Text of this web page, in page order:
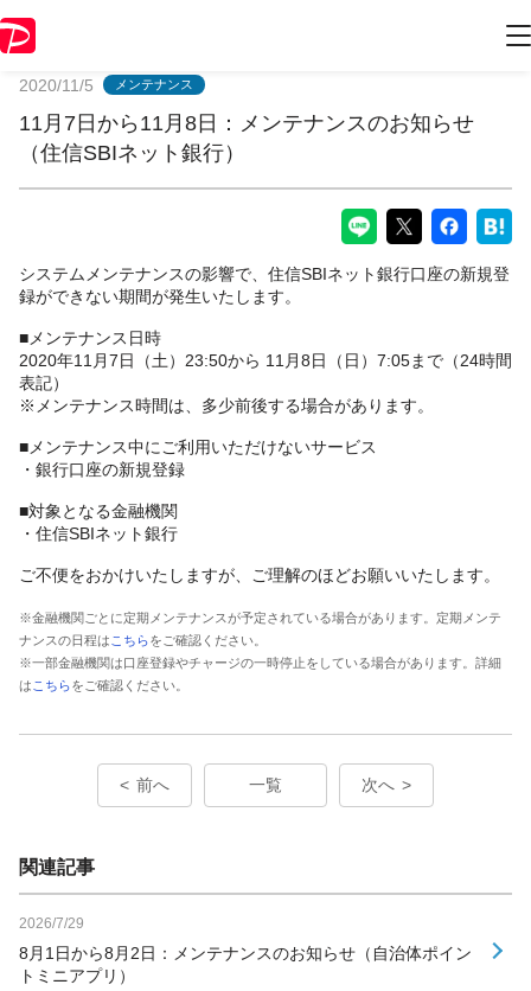
2020/11/5 メンテナンス
11月7日から11月8日：メンテナンスのお知らせ
（住信SBIネット銀行）
システムメンテナンスの影響で、住信SBIネット銀行口座の新規登
録ができない期間が発生いたします。
■メンテナンス日時
2020年11月7日（土）23:50から 11月8日（日）7:05まで（24時間
表記）
※メンテナンス時間は、多少前後する場合があります。
■メンテナンス中にご利用いただけないサービス
・銀行口座の新規登録
■対象となる金融機関
・住信SBIネット銀行
ご不便をおかけいたしますが、ご理解のほどお願いいたします。
※金融機関ごとに定期メンテナンスが予定されている場合があります。定期メンテ
ナンスの日程は こちらをご確認ください。
※一部金融機関は口座登録やチャージの一時停止をしている場合があります。詳細
は こちらをご確認ください。
前へ 一覧 次へ
関連記事
2026/7/29
8月1日から8月2日：メンテナンスのお知らせ（自治体ポイン
トミニアプリ）